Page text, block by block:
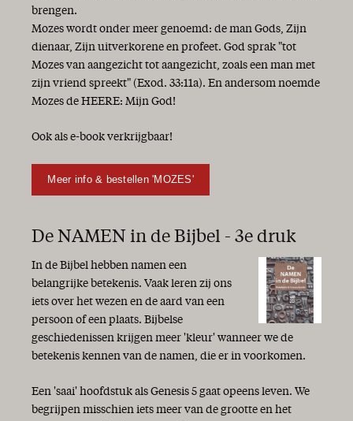
brengen.
Mozes wordt onder meer genoemd: de man Gods, Zijn
dienaar, Zijn uitverkorene en profeet. God sprak "tot
Mozes van aangezicht tot aangezicht, zoals een man met
zijn vriend spreekt" (Exod. 33:11a). En andersom noemde
Mozes de HEERE: Mijn God!
Ook als e-book verkrijgbaar!
Meer info & bestellen 'MOZES'
De NAMEN in de Bijbel - 3e druk
In de Bijbel hebben namen een
belangrijke betekenis. Vaak leren zij ons
iets over het wezen en de aard van een
persoon of een plaats. Bijbelse
geschiedenissen krijgen meer 'kleur' wanneer we de
betekenis kennen van de namen, die er in voorkomen.
Een 'saai' hoofdstuk als Genesis 5 gaat opeens leven. We
begrijpen misschien iets meer van de grootte en het